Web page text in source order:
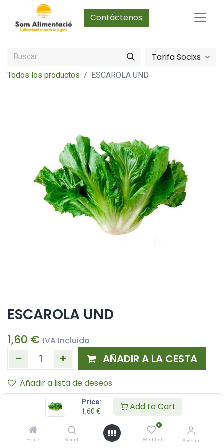
Price:
1,60 € Add to Cart
Home Search
0
Wishlist Account
Contáctenos
Tarifa Socixs
Todos los productos ESCAROLA UND
ESCAROLA UND
1,60 € IVA Incluido
AÑADIR A LA CESTA
Añadir a lista de deseos